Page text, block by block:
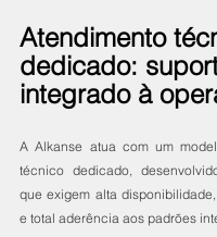
Atendimento
dedicado:
integrado à
A Alkanse atua com um
técnico dedicado,
que exigem alta
e total aderência aos padrões